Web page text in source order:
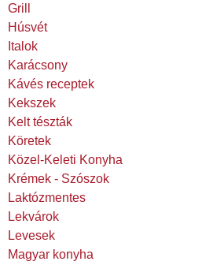
Grill
Húsvét
Italok
Karácsony
Kávés receptek
Kekszek
Kelt tészták
Köretek
Közel-Keleti Konyha
Krémek - Szószok
Laktózmentes
Lekvárok
Levesek
Magyar konyha